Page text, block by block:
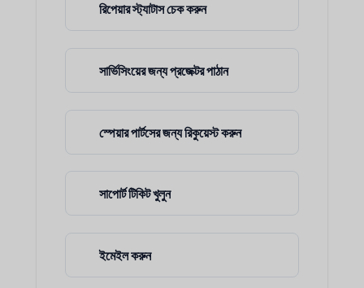
রিপেয়ার স্ট্যাটাস চেক করুন
সার্ভিসিংয়ের জন্য প্রজেক্টর পাঠান
স্পেয়ার পার্টসের জন্য রিকুয়েস্ট করুন
সাপোর্ট টিকিট খুলুন
ইমেইল করুন